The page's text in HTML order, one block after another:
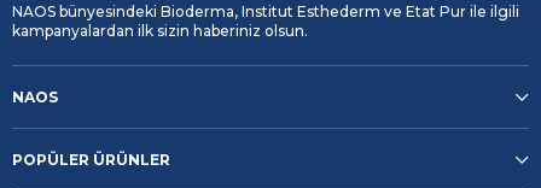
NAOS bünyesindeki Bioderma, Institut Esthederm ve Etat Pur ile ilgili
kampanyalardan ilk sizin haberiniz olsun.
NAOS
POPÜLER ÜRÜNLER